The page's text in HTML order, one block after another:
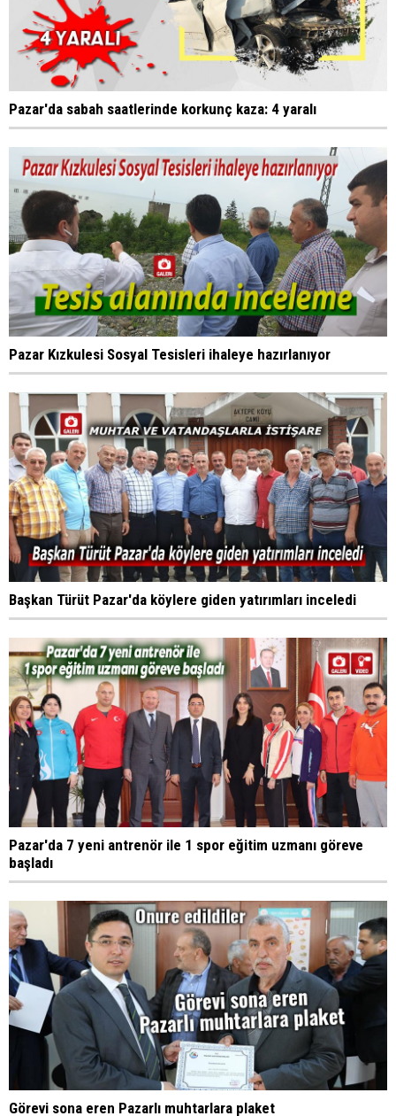
Pazar'da sabah saatlerinde korkunç kaza: 4 yaralı
Pazar Kızkulesi Sosyal Tesisleri ihaleye hazırlanıyor
Başkan Türüt Pazar'da köylere giden yatırımları inceledi
Pazar'da 7 yeni antrenör ile 1 spor eğitim uzmanı göreve
başladı
Görevi sona eren Pazarlı muhtarlara plaket